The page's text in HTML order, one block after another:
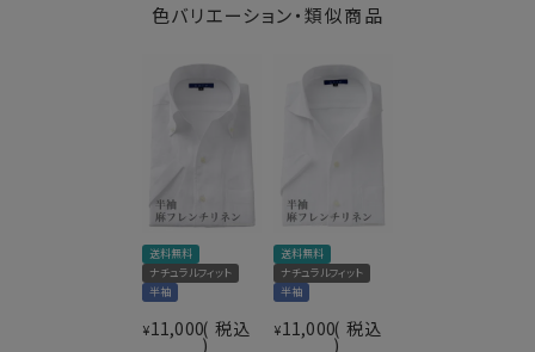
洗いざらしのリネンを使用したカジュアルライクなシャツ
ドレッシーに仕上げたい、そして麻特有
の質感を最初から味わってもらいたいとの考えから、あえ
てノンウオッシュのきれいな状態でお届けしております。
●スタイルについて
着丈は通常のドレスシャツより短め。
裾をパンツインしても、パンツアウトしてもバランスのいい
長さの着丈です。
ワイドカラー
バックダーツ入り
ポケットあり
後3.8cm
S-37･M-39･L-41･LL-43･3L-45･4L-47cm
全６サイズ
ナチュラルフィット
色バリエーション・類似商品
送料無料
ナチュラルフィット
半袖
¥11,000 税込
送料無料
ナチュラルフィット
半袖
¥11,000 税込